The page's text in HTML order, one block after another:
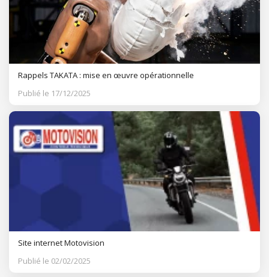
Rappels TAKATA : mise en œuvre opérationnelle
Publié le 17/12/2025
Site internet Motovision
Publié le 02/02/2025